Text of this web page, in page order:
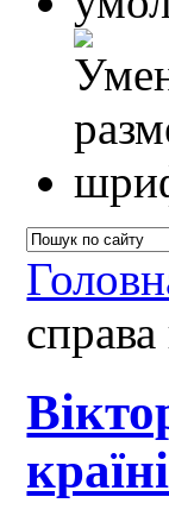
справа